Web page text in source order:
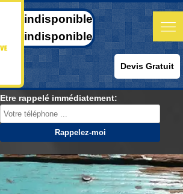
indisponible
indisponible
Devis Gratuit
Etre rappelé immédiatement: